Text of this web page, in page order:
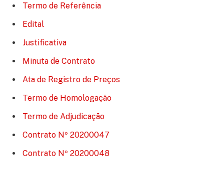
Termo de Referência
Edital
Justificativa
Minuta de Contrato
Ata de Registro de Preços
Termo de Homologação
Termo de Adjudicação
Contrato Nº 20200047
Contrato Nº 20200048